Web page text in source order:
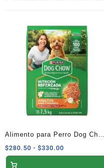
Alimento para Perro Dog Chow
Extra Life Adultos Minis y
Pequeños 7.5 kg
$280.50 - $330.00
de